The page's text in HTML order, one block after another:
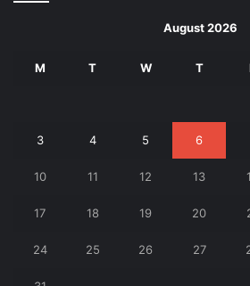
August 2026
M T W T
3 4 5 6
10 11 12 13
17 18 19 20
24 25 26 27